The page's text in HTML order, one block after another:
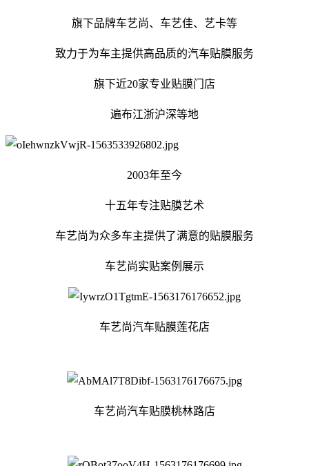
旗下品牌车艺尚、车艺佳、艺卡等
致力于为车主提供高品质的汽车贴膜服务
旗下近20家专业贴膜门店
遍布江浙沪深等地
2003年至今
十五年专注贴膜艺术
车艺尚为众多车主提供了满意的贴膜服务
车艺尚实贴案例展示
车艺尚汽车贴膜莲花店
车艺尚汽车贴膜桃林路店